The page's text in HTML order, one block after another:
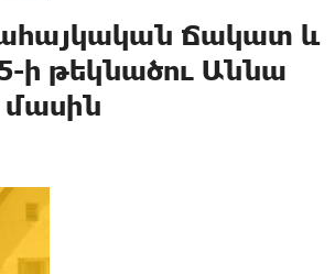
Ճակատ և
ի թեկնածու Աննա